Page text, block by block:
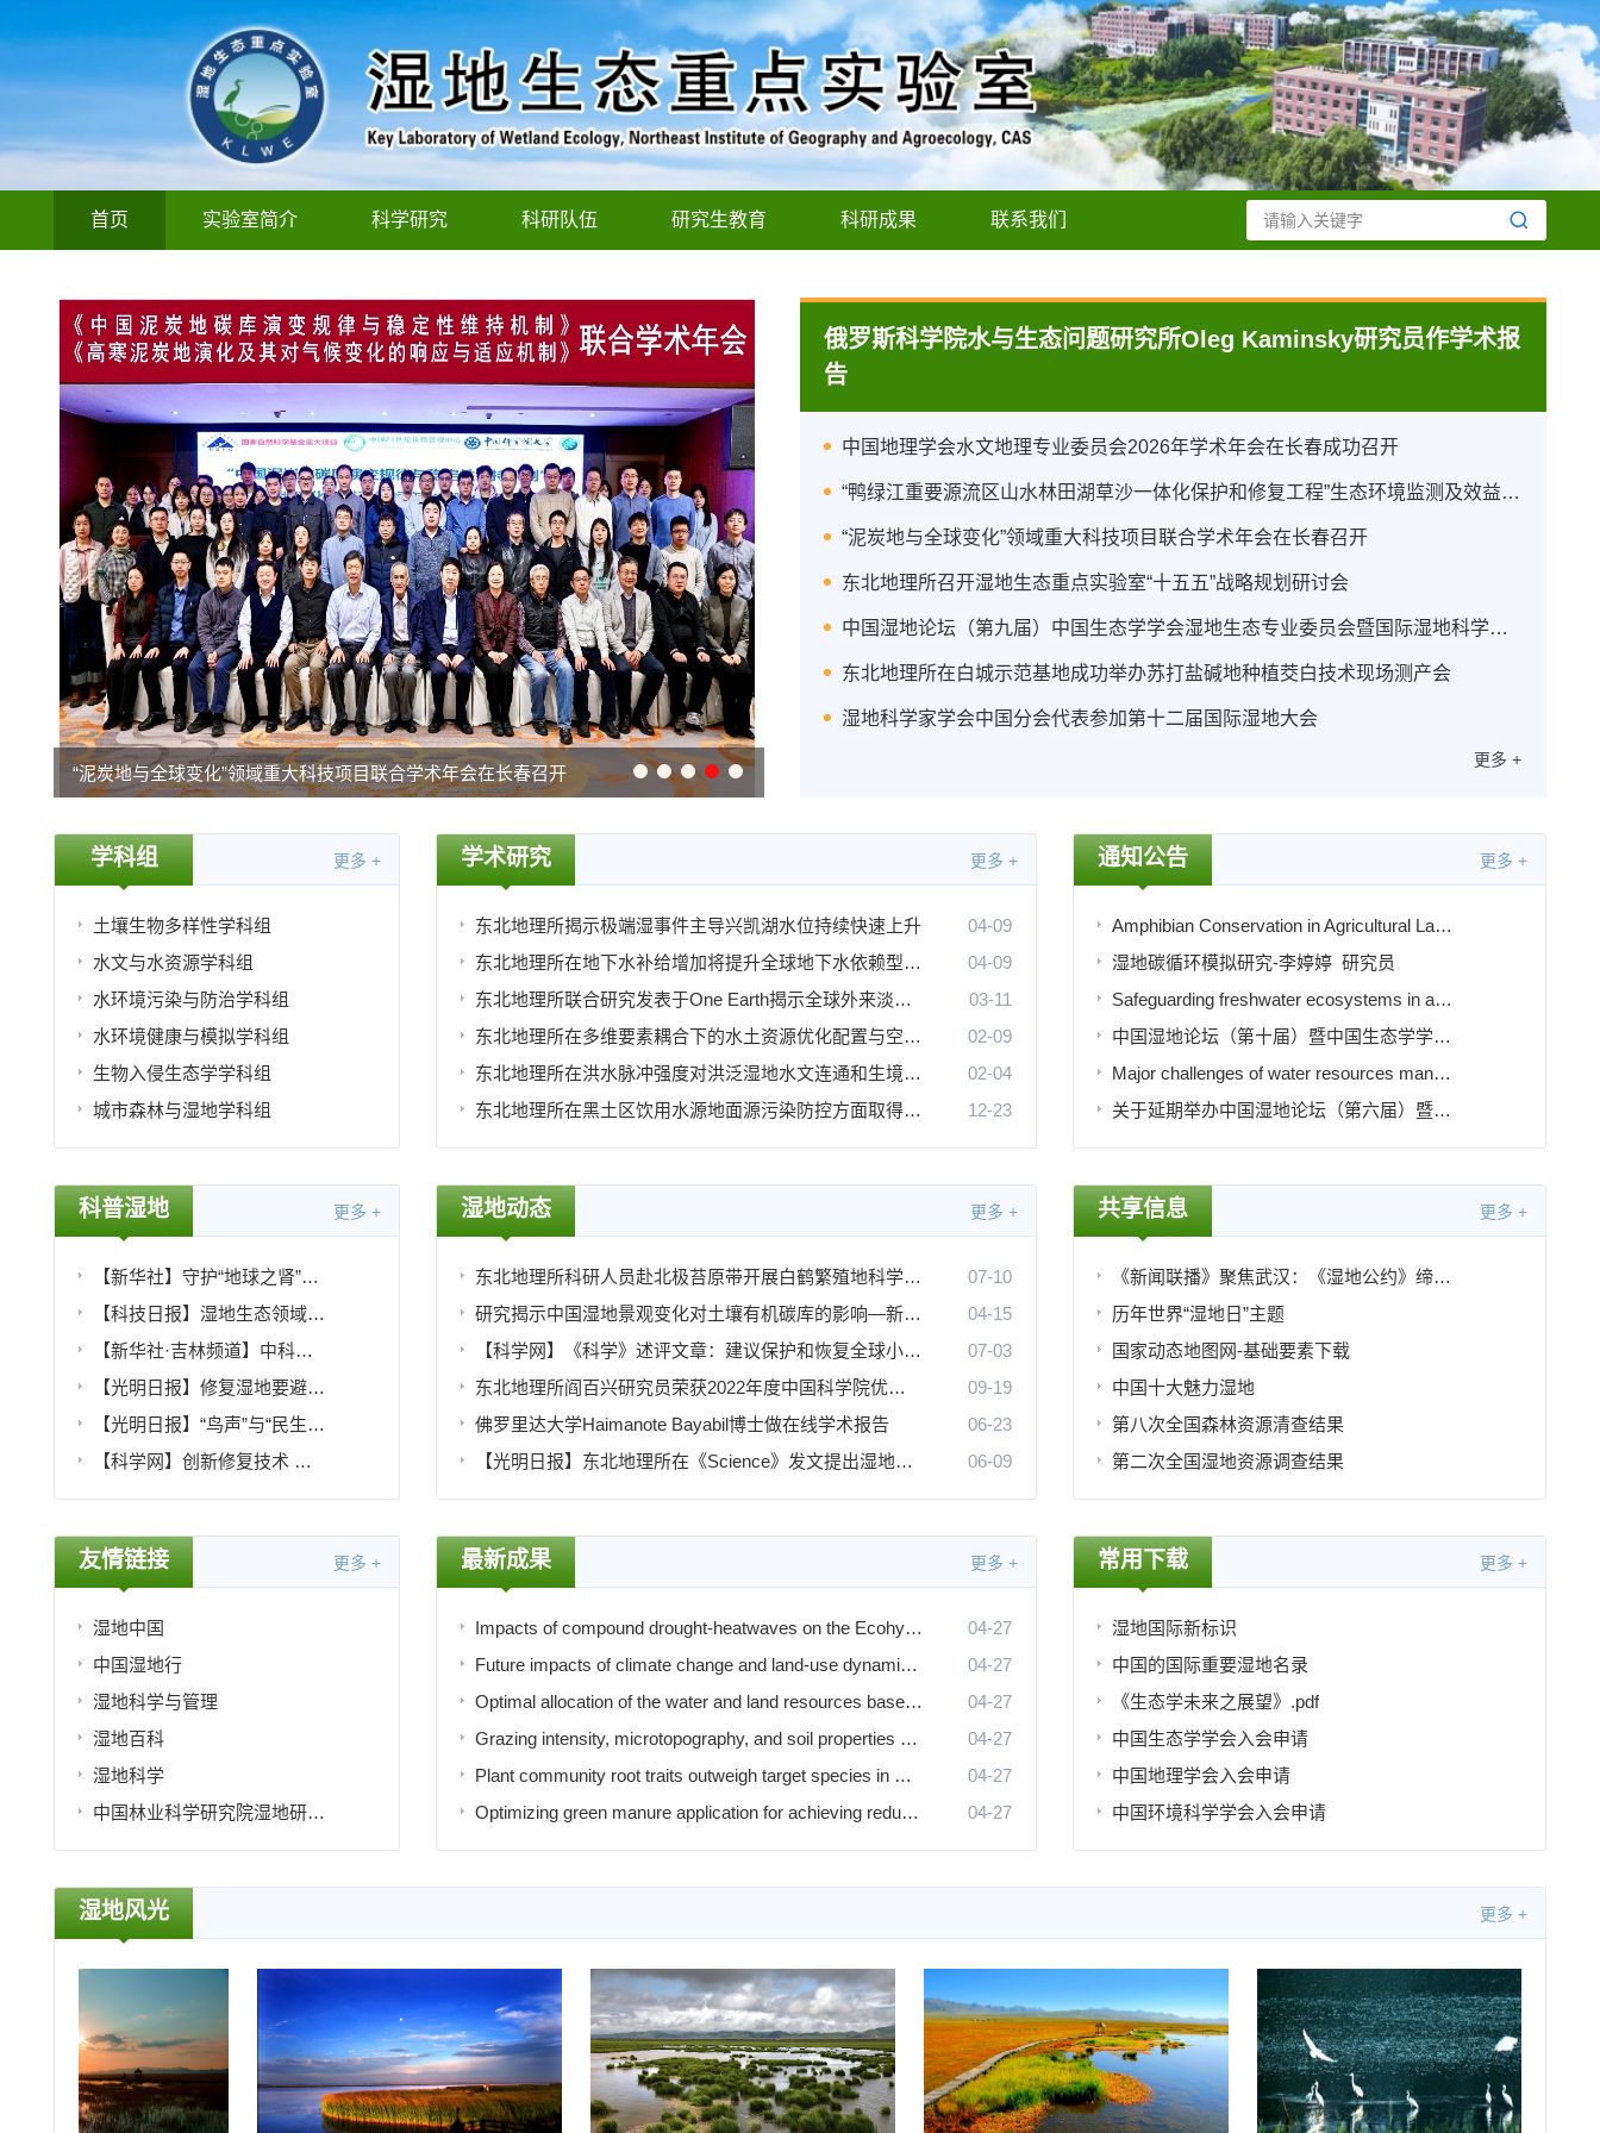
首页 实验室简介 科学研究 科研队伍 研究生教育 科研成果 联系我们
“泥炭地与全球变化”领域重大科技项目联合学术年会在长春召开 俄罗斯科学
俄罗斯科学院水与生态问题研究所Oleg Kaminsky研究员作学术报
告
中国地理学会水文地理专业委员会2026年学术年会在长春成功召开
“鸭绿江重要源流区山水林田湖草沙一体化保护和修复工程”生态环境监测及效益评估年度会议顺利召开
“泥炭地与全球变化”领域重大科技项目联合学术年会在长春召开
东北地理所召开湿地生态重点实验室“十五五”战略规划研讨会
中国湿地论坛（第九届）中国生态学学会湿地生态专业委员会暨国际湿地科学家学会中国分会2025年年会在长沙成功召开
东北地理所在白城示范基地成功举办苏打盐碱地种植茭白技术现场测产会
湿地科学家学会中国分会代表参加第十二届国际湿地大会
东北地理所召开湿地生态系统国家野外科学观测研究站年度总结暨发展战略研讨会
更多 +
学科组 更多 +
土壤生物多样性学科组
水文与水资源学科组
水环境污染与防治学科组
水环境健康与模拟学科组
生物入侵生态学学科组
城市森林与湿地学科组
学术研究 更多 +
东北地理所揭示极端湿事件主导兴凯湖水位持续快速上升
04-09
东北地理所在地下水补给增加将提升全球地下水依赖型生态系统固氮效率方面取得重要进展
04-09
东北地理所联合研究发表于One Earth揭示全球外来淡水大型动物的社会经济效应
03-11
东北地理所在多维要素耦合下的水土资源优化配置与空间格局调控方面取得进展
02-09
东北地理所在洪水脉冲强度对洪泛湿地水文连通和生境影响方面取得重要进展
02-04
东北地理所在黑土区饮用水源地面源污染防控方面取得进展
12-23
通知公告 更多 +
Amphibian Conservation in Agricultural Landscapes in East Asia-Amaël Borzée 教授
湿地碳循环模拟研究-李婷婷 研究员
Safeguarding freshwater ecosystems in an era of global change-Sonjac.Jǎhnig
中国湿地论坛（第十届）暨中国生态学学会湿地生态专业委员会2026年年会第一轮通知
Major challenges of water resources management in a changing world- Dr. Haimanote Bayabil
关于延期举办中国湿地论坛（第六届）暨中国生态学学会湿地生态专业委员会2021年会的通知
科普湿地 更多 +
【新华社】守护“地球之肾”——聚焦新通过的湿地保护法
【科技日报】湿地生态领域专业技术转移转化能力提升高级研修班成功举办
【新华社·吉林频道】中科院科研人员在中国草本沼泽植被地上生物量空间分布格局研究中取得新进展
【光明日报】修复湿地要避免“恢复”式新破坏
【光明日报】“鸟声”与“民生”缘何难以调和
【科学网】创新修复技术 建立标准规程
湿地动态 更多 +
东北地理所科研人员赴北极苔原带开展白鹤繁殖地科学考察
07-10
研究揭示中国湿地景观变化对土壤有机碳库的影响—新闻—科学网
04-15
【科学网】《科学》述评文章：建议保护和恢复全球小微湿地
07-03
东北地理所阎百兴研究员荣获2022年度中国科学院优秀导师奖
09-19
佛罗里达大学Haimanote Bayabil博士做在线学术报告
06-23
【光明日报】东北地理所在《Science》发文提出湿地保护建议
06-09
共享信息 更多 +
《新闻联播》聚焦武汉：《湿地公约》缔约方大会将于明年11月在武汉举办｜央媒看武汉
历年世界“湿地日”主题
国家动态地图网-基础要素下载
中国十大魅力湿地
第八次全国森林资源清查结果
第二次全国湿地资源调查结果
友情链接 更多 +
湿地中国
中国湿地行
湿地科学与管理
湿地百科
湿地科学
中国林业科学研究院湿地研究所
最新成果 更多 +
Impacts of compound drought-heatwaves on the Ecohydrology of National Important Wetlands in Northeast China
04-27
Future impacts of climate change and land-use dynamics on streamflow and nutrient export in the Changbai Mountains of Northeast China under multi-scenario SWAT modeling
04-27
Optimal allocation of the water and land resources based on water-carbon-food-ecology trade-off and synergy in concentrated agricultural planting areas
04-27
Grazing intensity, microtopography, and soil properties mediate the relationship between soil seed banks and aboveground vegetation in grazed wetlands in a semi-arid region
04-27
Plant community root traits outweigh target species in mediating soil carbon and nitrogen storage across grazing-exclusion chronosequences in semi-arid grasslands
04-27
Optimizing green manure application for achieving reduced greenhouse gas emissions and sustained crop yields
04-27
常用下载 更多 +
湿地国际新标识
中国的国际重要湿地名录
《生态学未来之展望》.pdf
中国生态学学会入会申请
中国地理学会入会申请
中国环境科学学会入会申请
湿地风光 更多 +